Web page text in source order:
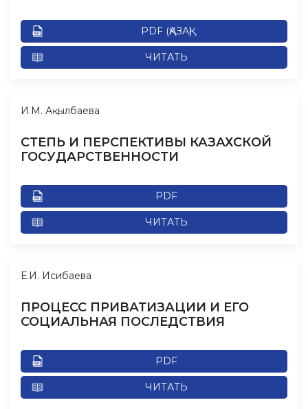
PDF (ҚАЗАҚ)
ЧИТАТЬ
И.М. Ақылбаева
СТЕПЬ И ПЕРСПЕКТИВЫ КАЗАХСКОЙ
ГОСУДАРСТВЕННОСТИ
PDF
ЧИТАТЬ
Е.И. Исибаева
ПРОЦЕСС ПРИВАТИЗАЦИИ И ЕГО
СОЦИАЛЬНАЯ ПОСЛЕДСТВИЯ
PDF
ЧИТАТЬ